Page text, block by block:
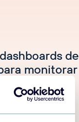
de
monitorar
marketing